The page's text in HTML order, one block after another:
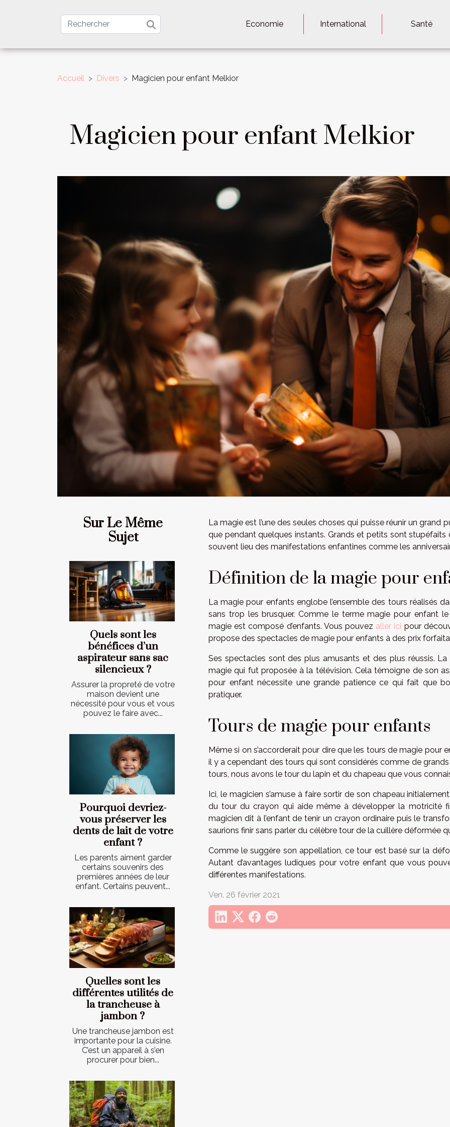
Economie International Santé
Accueil Divers Magicien pour enfant Melkior
Magicien pour enfant Melkior
Sur Le Même
Sujet
Quels sont les
bénéfices d’un
aspirateur sans sac
silencieux ?
Assurer la propreté de votre
maison devient une
nécessité pour vous et vous
pouvez le faire avec...
Pourquoi devriez-
vous préserver les
dents de lait de votre
enfant ?
Les parents aiment garder
certains souvenirs des
premières années de leur
enfant. Certains peuvent...
Quelles sont les
différentes utilités de
la trancheuse à
jambon ?
Une trancheuse jambon est
importante pour la cuisine.
C’est un appareil à s’en
procurer pour bien...
La magie est l’une des seules choses qui puisse réunir un grand
que pendant quelques instants. Grands et petits sont
souvent lieu des manifestations enfantines comme les
Définition de la magie pour
La magie pour enfants englobe l’ensemble des tours réalisés
sans trop les brusquer. Comme le terme magie pour enfant
magie est composé d’enfants. Vous pouvez aller ici pour
propose des spectacles de magie pour enfants à des prix
Ses spectacles sont des plus amusants et des plus réussis.
magie qui fut proposée à la télévision. Cela témoigne de son
pour enfant nécessite une grande patience ce qui fait que
pratiquer.
Tours de magie pour enfants
Même si on s’accorderait pour dire que les tours de magie pour
il y a cependant des tours qui sont considérés comme de
tours, nous avons le tour du lapin et du chapeau que vous
Ici, le magicien s’amuse à faire sortir de son chapeau
du tour du crayon qui aide même à développer la motricité
magicien dit à l’enfant de tenir un crayon ordinaire puis le
saurions finir sans parler du célèbre tour de la cuillère déformée
Comme le suggère son appellation, ce tour est basé sur la
Autant d’avantages ludiques pour votre enfant que vous
différentes manifestations.
Ven. 26 février 2021